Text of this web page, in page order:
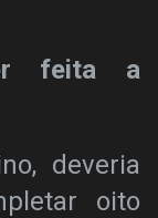
feita a
deveria
oito